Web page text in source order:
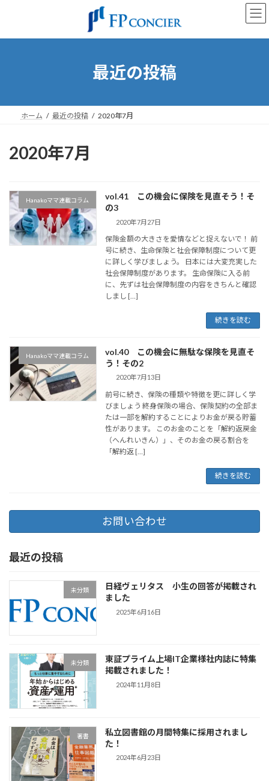
ン
ー
最近の投稿
ホーム 最近の投稿 2020年7月
2020年7月
Hanakoママ連載コラム
vol.41 この機会に保険を見直そう！そ
の3
2020年7月27日
保険金額の大きさを愛情などと捉えないで！ 前
号に続き、生命保険と社会保障制度について更
に詳しく学びましょう。 日本には大変充実した
社会保障制度があります。 生命保険に入る前
に、先ずは社会保障制度の内容をきちんと確認
しまし […]
続きを読む
Hanakoママ連載コラム
vol.40 この機会に無駄な保険を見直そ
う！その2
2020年7月13日
前号に続き、保険の種類や特徴を更に詳しく学
びましょう 終身保険の場合、保険契約の全部ま
たは一部を解約することによりお金が戻る貯蓄
性があります。 このお金のことを「解約返戻金
（へんれいきん）」、そのお金の戻る割合を
「解約返 […]
続きを読む
お問い合わせ
最近の投稿
未分類
日経ヴェリタス 小生の回答が掲載され
ました
2025年6月16日
未分類
東証プライム上場IT企業様社内誌に特集
掲載されました！
2024年11月8日
著書
私立図書館の月間特集に採用されまし
た！
2024年6月23日